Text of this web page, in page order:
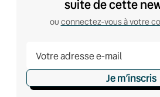
suite de cette
ou connectez-vous à votre
Je m’inscris